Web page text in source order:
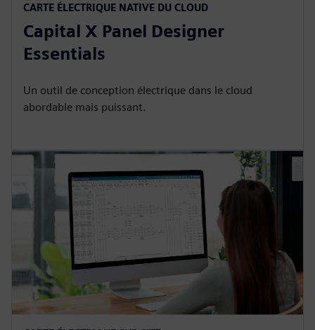
CARTE ÉLECTRIQUE NATIVE DU CLOUD
Capital X Panel Designer
Essentials
Un outil de conception électrique dans le cloud
abordable mais puissant.